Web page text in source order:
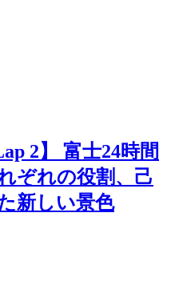
2】 富士24時間
ぞれの役割、己
新しい景色